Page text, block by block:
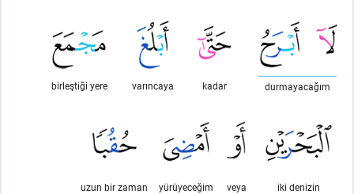
durmayacağım
kadar
varıncaya
birleştiği yere
iki denizin
veya
yürüyeceğim
uzun bir zaman